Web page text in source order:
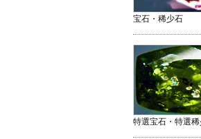
宝石・稀少石
特選宝石・特選